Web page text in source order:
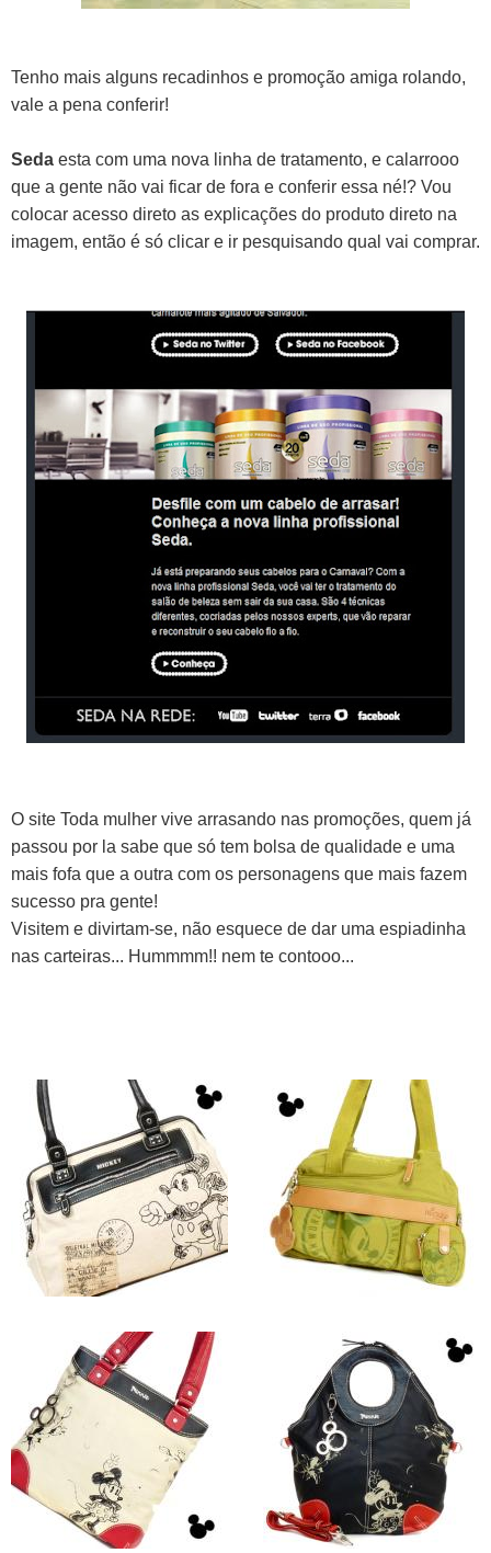
Tenho mais alguns recadinhos e promoção amiga rolando,
vale a pena conferir!
Seda esta com uma nova linha de tratamento, e calarrooo
que a gente não vai ficar de fora e conferir essa né!? Vou
colocar acesso direto as explicações do produto direto na
imagem, então é só clicar e ir pesquisando qual vai comprar.
O site Toda mulher vive arrasando nas promoções, quem já
passou por la sabe que só tem bolsa de qualidade e uma
mais fofa que a outra com os personagens que mais fazem
sucesso pra gente!
Visitem e divirtam-se, não esquece de dar uma espiadinha
nas carteiras... Hummmm!! nem te contooo...